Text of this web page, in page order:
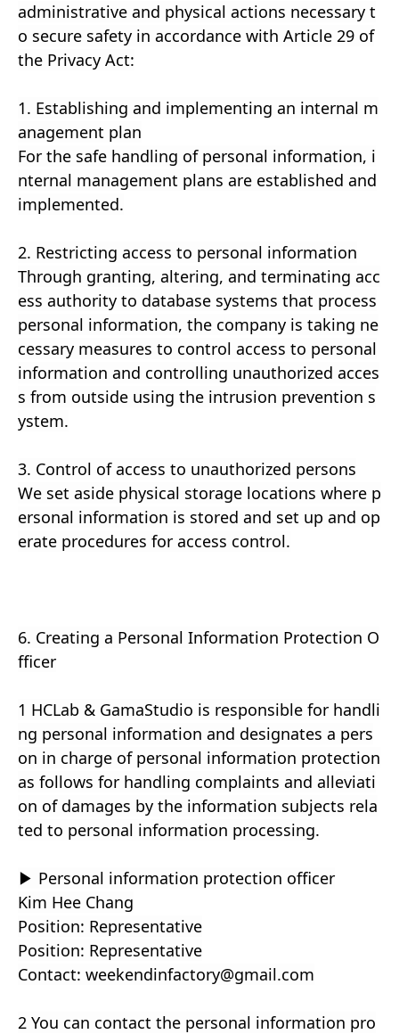
administrative and physical actions necessary t
o secure safety in accordance with Article 29 of
the Privacy Act:
1. Establishing and implementing an internal m
anagement plan
For the safe handling of personal information, i
nternal management plans are established and
implemented.
2. Restricting access to personal information
Through granting, altering, and terminating acc
ess authority to database systems that process
personal information, the company is taking ne
cessary measures to control access to personal
information and controlling unauthorized acces
s from outside using the intrusion prevention s
ystem.
3. Control of access to unauthorized persons
We set aside physical storage locations where p
ersonal information is stored and set up and op
erate procedures for access control.
6. Creating a Personal Information Protection O
fficer
1 HCLab & GamaStudio is responsible for handli
ng personal information and designates a pers
on in charge of personal information protection
as follows for handling complaints and alleviati
on of damages by the information subjects rela
ted to personal information processing.
▶ Personal information protection officer
Kim Hee Chang
Position: Representative
Position: Representative
Contact: weekendinfactory@gmail.com
2 You can contact the personal information pro